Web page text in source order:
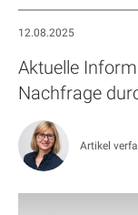
12.08.2025
Aktuelle
Nachfrage
Artikel